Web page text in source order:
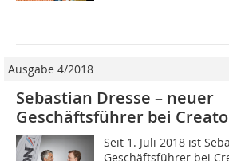
Ausgabe 4/2018
Sebastian Dresse – neuer
Geschäftsführer bei
Seit 1. Juli 2018 ist
Geschäftsführer bei